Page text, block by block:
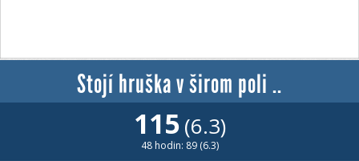
Stojí hruška v širom poli ..
115 (6.3)
48 hodin: 89 (6.3)